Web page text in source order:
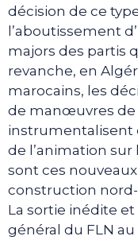
décision de ce
l’aboutissement
majors des partis
revanche, en
marocains, les
de manœuvres de
instrumentalisent
de l’animation sur
sont ces
construction nord-
La sortie inédite
général du FLN